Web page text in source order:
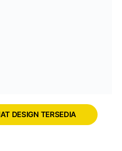
DESIGN TERSEDIA